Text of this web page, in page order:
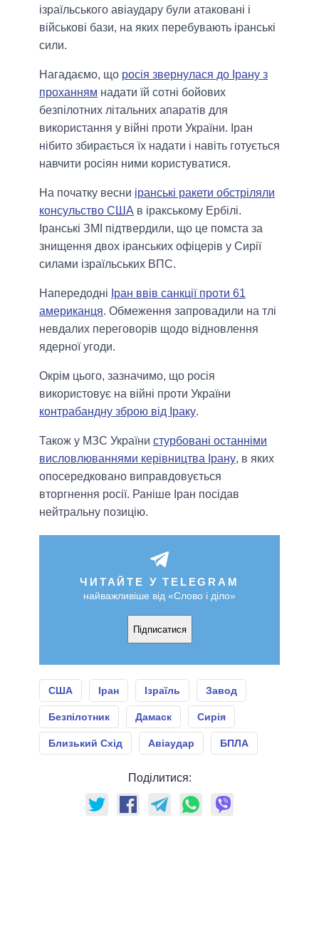
ізраїльського авіаудару були атаковані і
військові бази, на яких перебувають іранські
сили.
Нагадаємо, що росія звернулася до Ірану з
проханням надати їй сотні бойових
безпілотних літальних апаратів для
використання у війні проти України. Іран
нібито збирається їх надати і навіть готується
навчити росіян ними користуватися.
На початку весни іранські ракети обстріляли
консульство США в іракському Ербілі.
Іранські ЗМІ підтвердили, що це помста за
знищення двох іранських офіцерів у Сирії
силами ізраїльських ВПС.
Напередодні Іран ввів санкції проти 61
американця. Обмеження запровадили на тлі
невдалих переговорів щодо відновлення
ядерної угоди.
Окрім цього, зазначимо, що росія
використовує на війні проти України
контрабандну зброю від Іраку.
Також у МЗС України стурбовані останніми
висловлюваннями керівництва Ірану, в яких
опосередковано виправдовується
вторгнення росії. Раніше Іран посідав
нейтральну позицію.
ЧИТАЙТЕ У TELEGRAM
найважливіше від «Слово і діло»
Підписатися
США Іран Ізраїль Завод
Безпілотник Дамаск Сирія
Близький Схід Авіаудар БПЛА
Поділитися: